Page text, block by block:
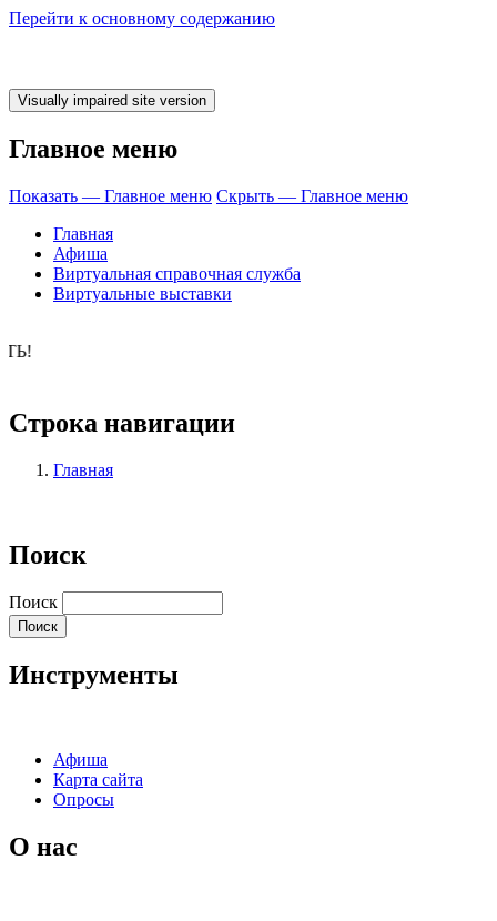
Перейти к основному содержанию
Главное меню
Показать — Главное меню Скрыть — Главное меню
Главная
Афиша
Виртуальная справочная служба
Виртуальные выставки
время
Строка навигации
Главная
Поиск
Поиск
Инструменты
Афиша
Карта сайта
Опросы
О нас